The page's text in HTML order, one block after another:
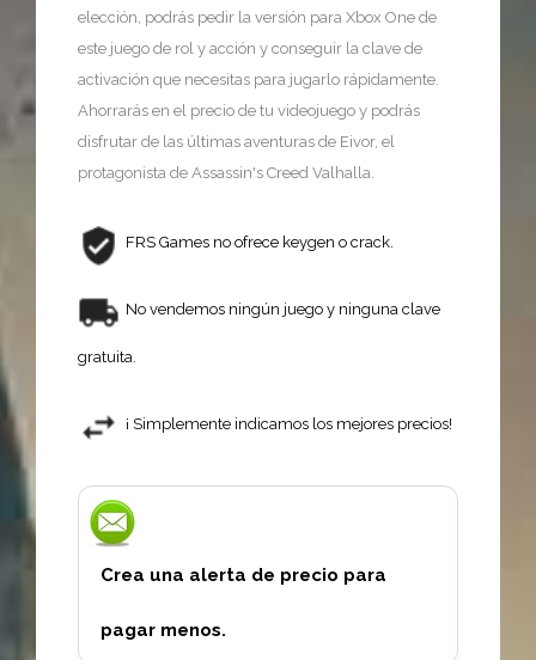
elección, podrás pedir la versión para Xbox One de
este juego de rol y acción y conseguir la clave de
activación que necesitas para jugarlo rápidamente.
Ahorrarás en el precio de tu videojuego y podrás
disfrutar de las últimas aventuras de Eivor, el
protagonista de Assassin's Creed Valhalla.
FRS Games no ofrece keygen o crack.
No vendemos ningún juego y ninguna clave
gratuita.
¡ Simplemente indicamos los mejores precios!
Crea una alerta de precio para
pagar menos.